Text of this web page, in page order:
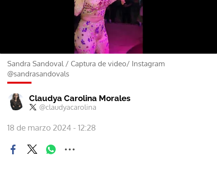
Sandra Sandoval / Captura de video/ Instagram
@sandrasandovals
Claudya Carolina Morales
@claudyacarolina
18 de marzo 2024 - 12:28